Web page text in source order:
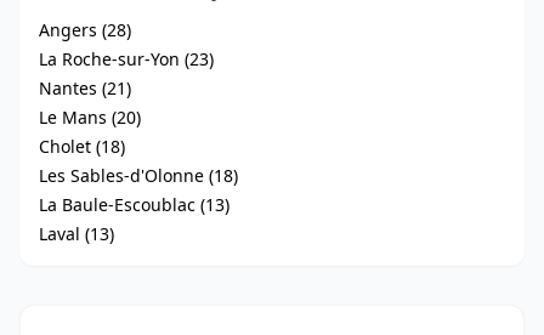
Angers (28)
La Roche-sur-Yon (23)
Nantes (21)
Le Mans (20)
Cholet (18)
Les Sables-d'Olonne (18)
La Baule-Escoublac (13)
Laval (13)